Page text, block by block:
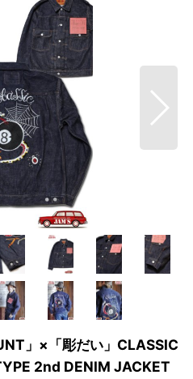
」×「彫だい」CLASSIC
2nd DENIM JACKET